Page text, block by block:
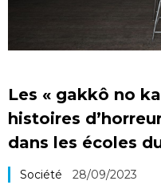
Économie
Société
Les « gakkô no
histoires
dans les écoles
Société 28/09/2023